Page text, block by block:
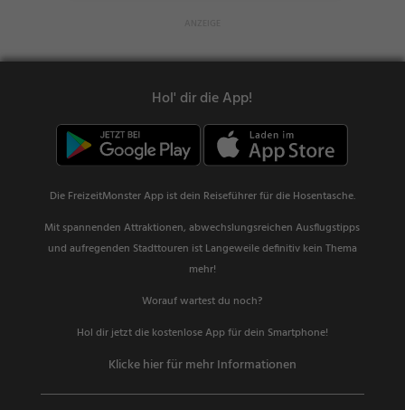
Hol' dir die App!
Die FreizeitMonster App ist dein Reiseführer für die Hosentasche.
Mit spannenden Attraktionen, abwechslungsreichen Ausflugstipps
und aufregenden Stadttouren ist Langeweile definitiv kein Thema
mehr!
Worauf wartest du noch?
Hol dir jetzt die kostenlose App für dein Smartphone!
Klicke hier für mehr Informationen